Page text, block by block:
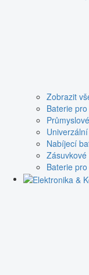
Zobrazit
Baterie
Nabíjecí
Baterie